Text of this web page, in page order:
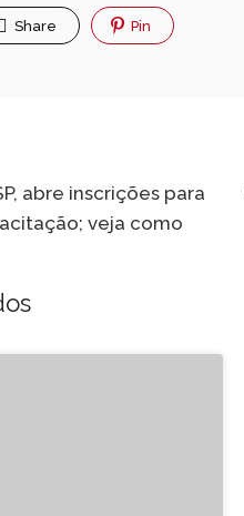
Share Pin
abre inscrições para
veja como